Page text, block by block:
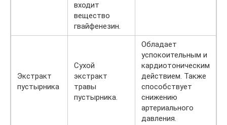
входит
вещество
гвайфенезин.
Экстракт
пустырника
Сухой
экстракт
травы
пустырника.
Обладает
успокоительным и
кардиотоническим
действием. Также
способствует
снижению
артериального
давления.